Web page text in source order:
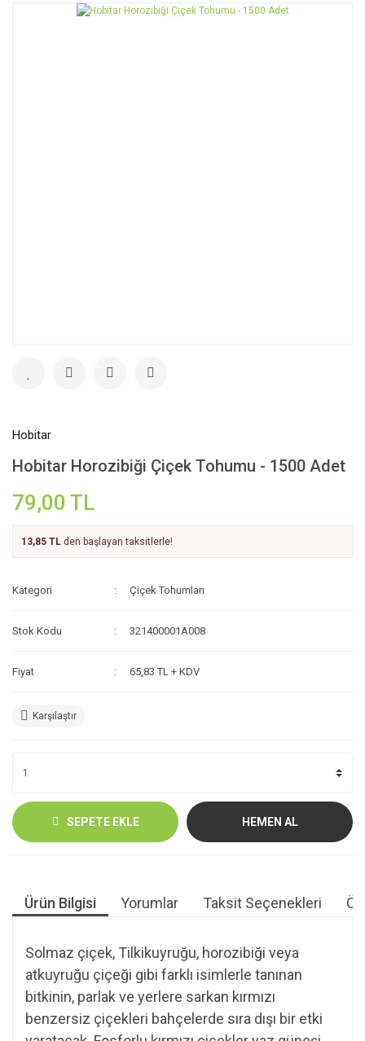
Hobitar
Hobitar Horozibiği Çiçek Tohumu - 1500 Adet
79,00 TL
13,85 TL den başlayan taksitlerle!
Kategori Çiçek Tohumları
Stok Kodu 321400001A008
Fiyat 65,83 TL + KDV
Karşılaştır
SEPETE EKLE HEMEN AL
Ürün Bilgisi Yorumlar Taksit Seçenekleri
Solmaz çiçek, Tilkikuyruğu, horozibiği veya
atkuyruğu çiçeği gibi farklı isimlerle tanınan
bitkinin, parlak ve yerlere sarkan kırmızı
benzersiz çiçekleri bahçelerde sıra dışı bir etki